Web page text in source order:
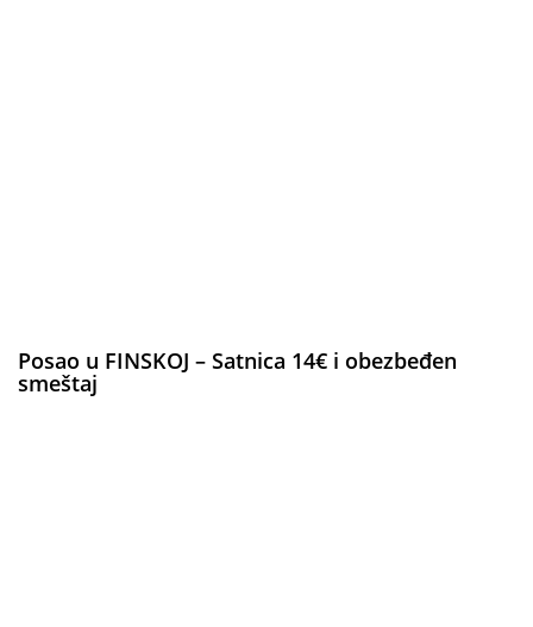
Posao u FINSKOJ – Satnica 14€ i obezbeđen
smeštaj